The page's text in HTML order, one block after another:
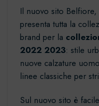
Il nuovo sito
presenta tutta la
brand per la
2022 2023: stile
nuove calzature
linee classiche per
Sul nuovo sito è